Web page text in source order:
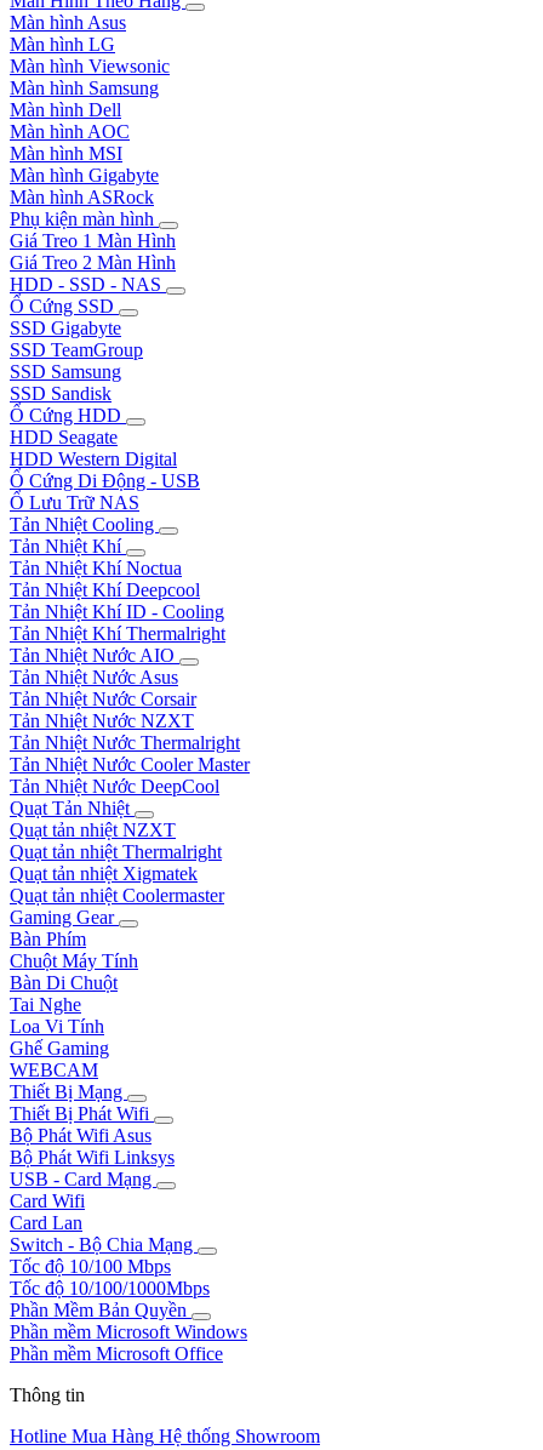
Màn hình Asus
Màn hình LG
Màn hình Viewsonic
Màn hình Samsung
Màn hình Dell
Màn hình AOC
Màn hình MSI
Màn hình Gigabyte
Màn hình ASRock
Phụ kiện màn hình
Giá Treo 1 Màn Hình
Giá Treo 2 Màn Hình
HDD - SSD - NAS
Ổ Cứng SSD
SSD Gigabyte
SSD TeamGroup
SSD Samsung
SSD Sandisk
Ổ Cứng HDD
HDD Seagate
HDD Western Digital
Ổ Cứng Di Động - USB
Ổ Lưu Trữ NAS
Tản Nhiệt Cooling
Tản Nhiệt Khí
Tản Nhiệt Khí Noctua
Tản Nhiệt Khí Deepcool
Tản Nhiệt Khí ID - Cooling
Tản Nhiệt Khí Thermalright
Tản Nhiệt Nước AIO
Tản Nhiệt Nước Asus
Tản Nhiệt Nước Corsair
Tản Nhiệt Nước NZXT
Tản Nhiệt Nước Thermalright
Tản Nhiệt Nước Cooler Master
Tản Nhiệt Nước DeepCool
Quạt Tản Nhiệt
Quạt tản nhiệt NZXT
Quạt tản nhiệt Thermalright
Quạt tản nhiệt Xigmatek
Quạt tản nhiệt Coolermaster
Gaming Gear
Bàn Phím
Chuột Máy Tính
Bàn Di Chuột
Tai Nghe
Loa Vi Tính
Ghế Gaming
WEBCAM
Thiết Bị Mạng
Thiết Bị Phát Wifi
Bộ Phát Wifi Asus
Bộ Phát Wifi Linksys
USB - Card Mạng
Card Wifi
Card Lan
Switch - Bộ Chia Mạng
Tốc độ 10/100 Mbps
Tốc độ 10/100/1000Mbps
Phần Mềm Bản Quyền
Phần mềm Microsoft Windows
Phần mềm Microsoft Office
Thông tin
Hotline Mua Hàng Hệ thống Showroom